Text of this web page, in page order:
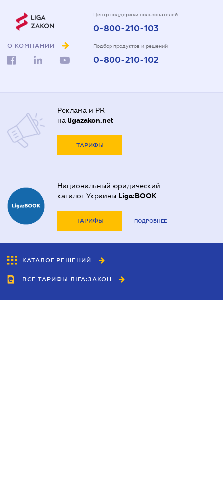
О КОМПАНИИ
Центр поддержки пользователей
0-800-210-103
Подбор продуктов и решений
0-800-210-102
Реклама и PR
на ligazakon.net
ТАРИФЫ
Национальный юридический
каталог Украины Liga:BOOK
ТАРИФЫ ПОДРОБНЕЕ
КАТАЛОГ РЕШЕНИЙ
ВСЕ ТАРИФЫ ЛІГА:ЗАКОН